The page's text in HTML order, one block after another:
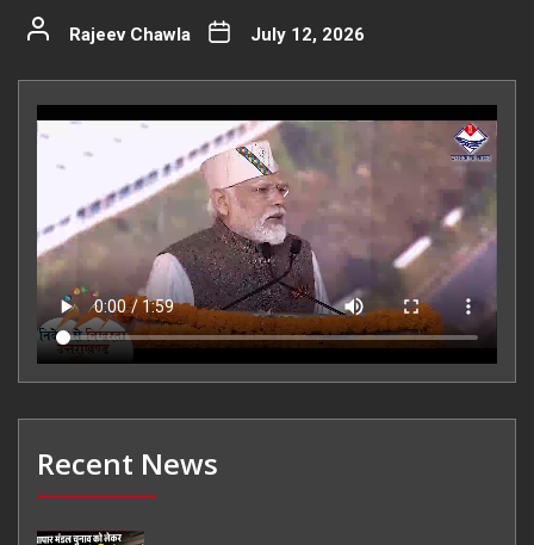
Rajeev Chawla July 12, 2026
Recent News